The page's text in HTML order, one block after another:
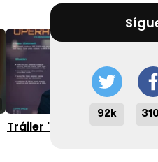
Tráiler 'The Fix' (2026)
92k